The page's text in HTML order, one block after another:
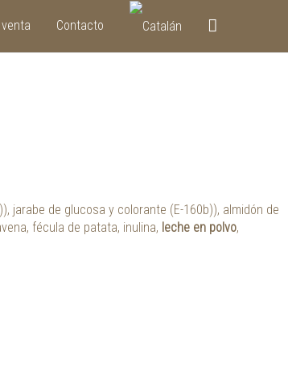
Contacto Buscar
jarabe de glucosa y colorante (E-160b)), almidón de
fécula de patata, inulina, leche en polvo,